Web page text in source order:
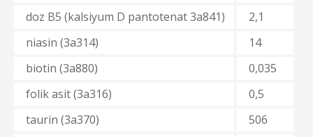
doz В5 (kalsiyum D pantotenat 3а841)
2,1
niasin (3а314)
14
biotin (3a880)
0,035
folik asit (3а316)
0,5
taurin (3a370)
506